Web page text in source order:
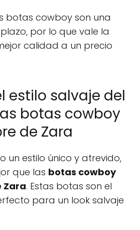
botas cowboy son una
por lo que vale la
calidad a un precio
estilo salvaje del
botas cowboy
de Zara
un estilo único y atrevido,
que las botas cowboy
Zara. Estas botas son el
para un look salvaje